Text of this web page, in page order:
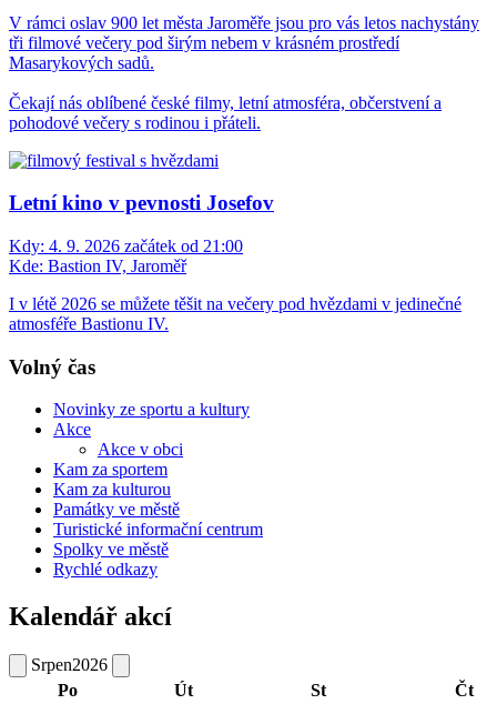
V rámci oslav 900 let města Jaroměře jsou pro vás letos nachystány
tři filmové večery pod širým nebem v krásném prostředí
Masarykových sadů.
Čekají nás oblíbené české filmy, letní atmosféra, občerstvení a
pohodové večery s rodinou i přáteli.
Letní kino v pevnosti Josefov
Kdy: 4. 9. 2026 začátek od 21:00
Kde: Bastion IV, Jaroměř
I v létě 2026 se můžete těšit na večery pod hvězdami v jedinečné
atmosféře Bastionu IV.
Volný čas
Novinky ze sportu a kultury
Akce
Akce v obci
Kam za sportem
Kam za kulturou
Památky ve městě
Turistické informační centrum
Spolky ve městě
Rychlé odkazy
Kalendář akcí
Srpen2026
Po
Út St Čt